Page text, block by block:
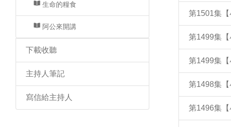
生命的糧食
阿公來開講
下載收聽
主持人筆記
寫信給主持人
第1501集
第1499集
第1499集
第1498集【
第1496集